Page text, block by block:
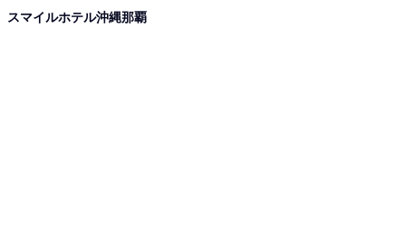
スマイルホテル沖縄那覇